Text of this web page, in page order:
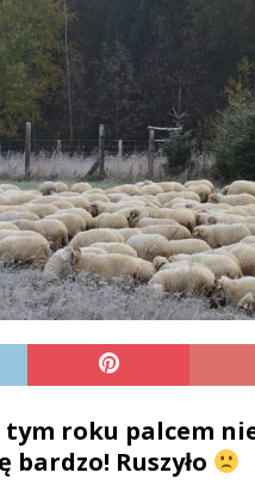
tym roku palcem
Ruszyło